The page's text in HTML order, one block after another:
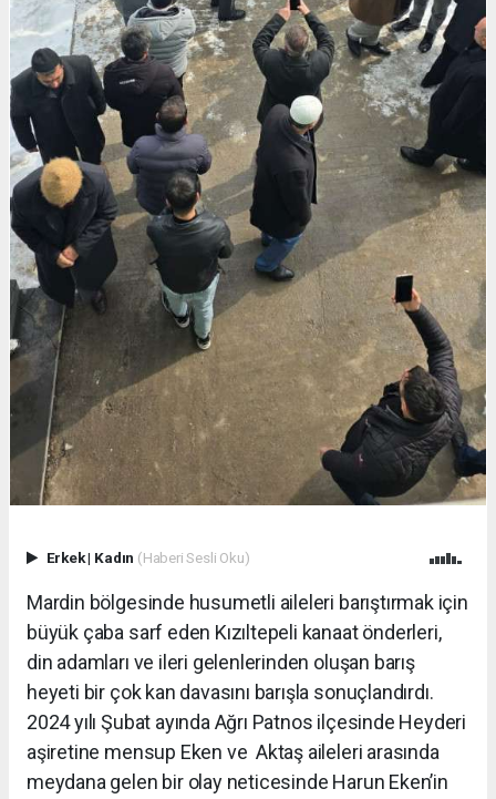
Erkek| Kadın (Haberi Sesli Oku)
Mardin bölgesinde husumetli aileleri barıştırmak için
büyük çaba sarf eden Kızıltepeli kanaat önderleri,
din adamları ve ileri gelenlerinden oluşan barış
heyeti bir çok kan davasını barışla sonuçlandırdı.
2024 yılı Şubat ayında Ağrı Patnos ilçesinde Heyderi
aşiretine mensup Eken ve Aktaş aileleri arasında
meydana gelen bir olay neticesinde Harun Eken’in